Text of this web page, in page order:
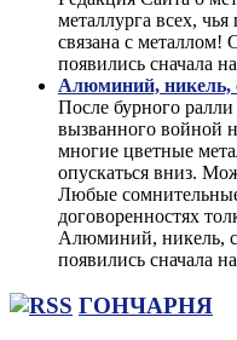
металлурга всех,
связана с
появились
Алюминий, никель,
После бурного
вызванного войной
многие цветные
опускаться вниз.
Любые
договоренностях
Алюминий, никель,
появились
ГОНЧАРНЯ